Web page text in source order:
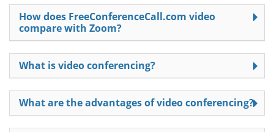
How does FreeConferenceCall.com video
compare with Zoom?
What is video conferencing?
What are the advantages of video conferencing?